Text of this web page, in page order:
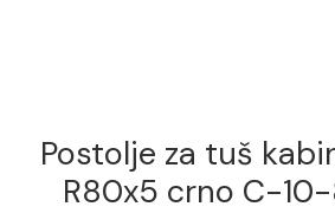
Postolje za tuš
R80x5 crno C-